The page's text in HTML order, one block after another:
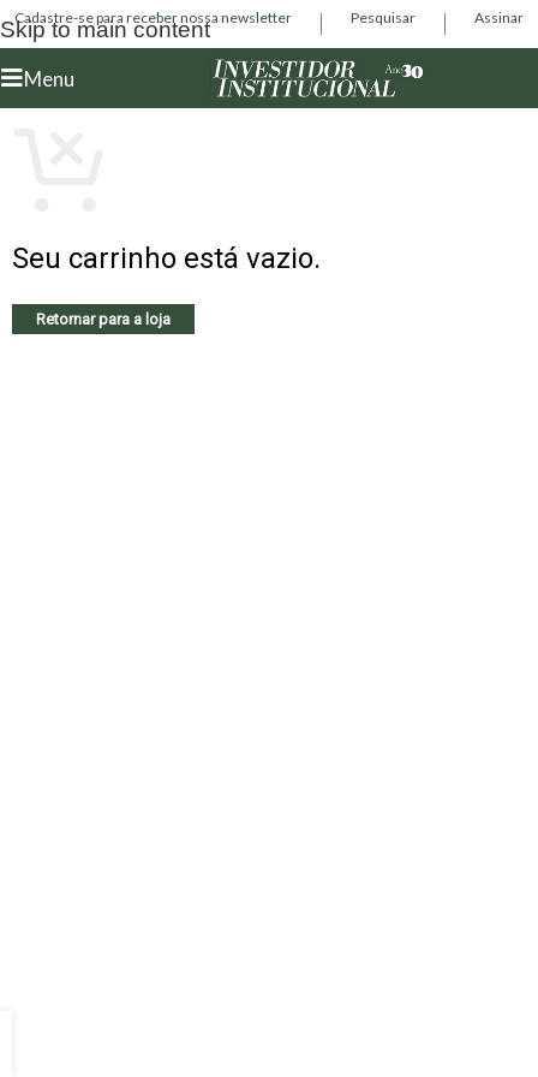
Skip to main content
Cadastre-se para receber nossa newsletter Pesquisar Assinar
Menu
Seu carrinho está vazio.
Retornar para a loja